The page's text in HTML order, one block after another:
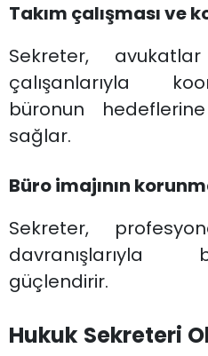
Takım çalışması ve
Sekreter,
çalışanlarıyla
büronun
sağlar.
Büro imajının
Sekreter,
davranışlarıyla
güçlendirir.
Hukuk Sekreteri